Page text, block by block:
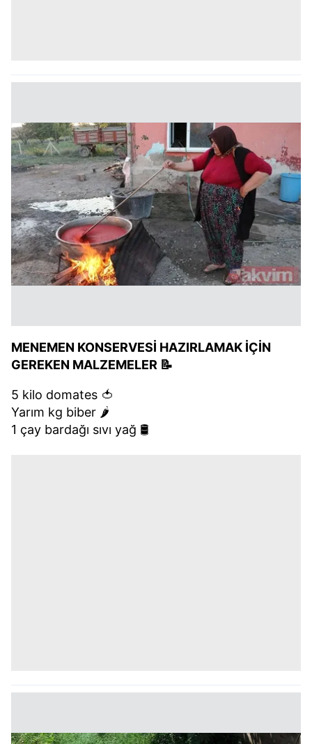
MENEMEN KONSERVESİ HAZIRLAMAK İÇİN
GEREKEN MALZEMELER 📝
5 kilo domates 🍅
Yarım kg biber 🌶️
1 çay bardağı sıvı yağ 🛢️